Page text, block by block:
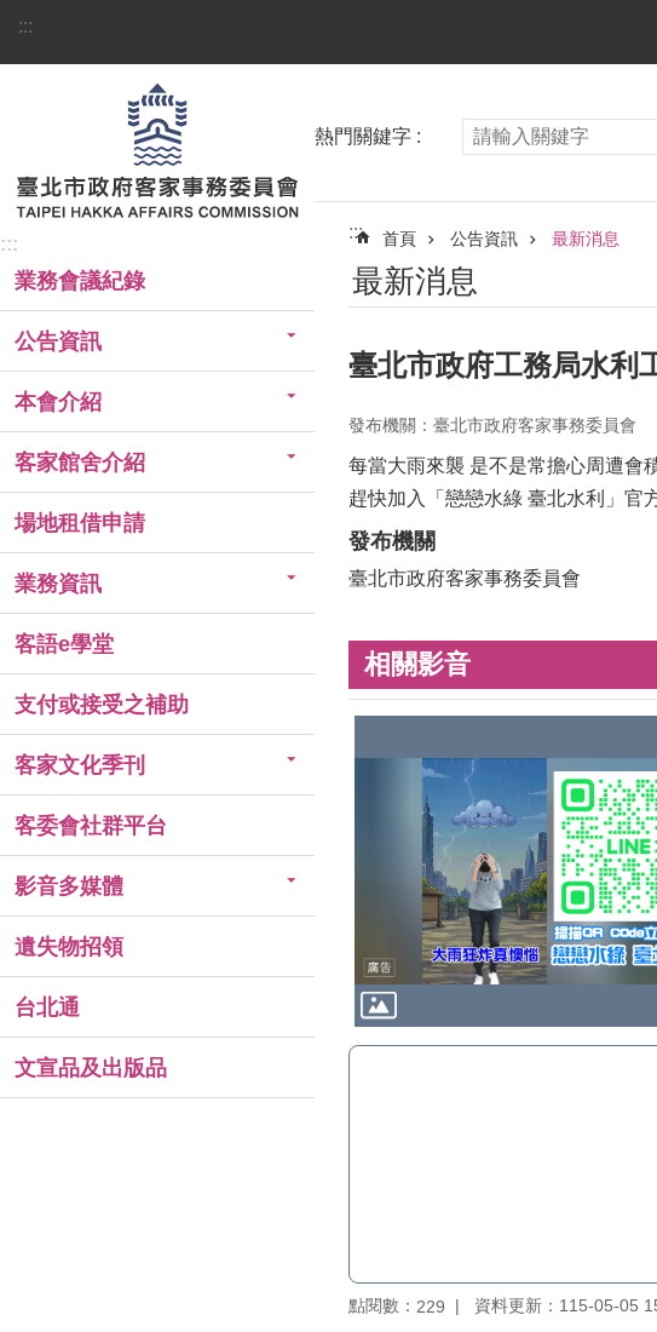
跳到主要內容區塊
:::
:::
業務會議紀錄
公告資訊
本會介紹
客家館舍介紹
場地租借申請
業務資訊
客語e學堂
支付或接受之補助
客家文化季刊
客委會社群平台
影音多媒體
遺失物招領
台北通
文宣品及出版品
熱門關鍵字
::: 首頁 公告資訊 最新消息
最新消息
臺北市政府工務局水利
發布機關：臺北市政府客家事務委員會
每當大雨來襲 是不是常擔心周遭會
趕快加入「戀戀水綠 臺北水利」官
發布機關
臺北市政府客家事務委員會
相關影音
點閱數： 229 資料更新：115-05-05